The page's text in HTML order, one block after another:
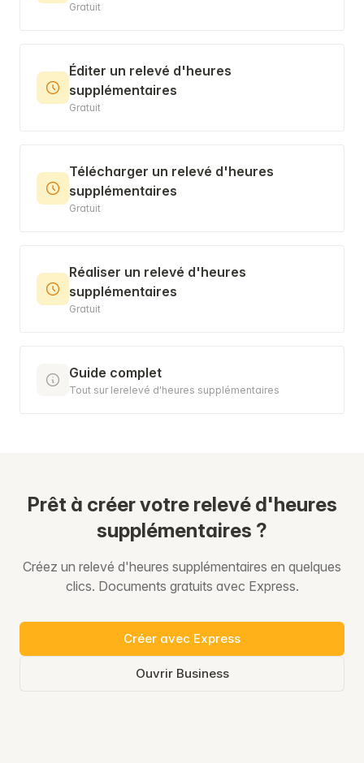
Gratuit
Éditer un relevé d'heures
supplémentaires
Gratuit
Télécharger un relevé d'heures
supplémentaires
Gratuit
Réaliser un relevé d'heures
supplémentaires
Gratuit
Guide complet
Tout sur lerelevé d'heures supplémentaires
Prêt à créer votre relevé d'heures
supplémentaires ?
Créez un relevé d'heures supplémentaires en quelques
clics. Documents gratuits avec Express.
Créer avec Express
Ouvrir Business